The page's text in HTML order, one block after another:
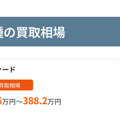
買取相場
ド
取相場
万円～388.2万円